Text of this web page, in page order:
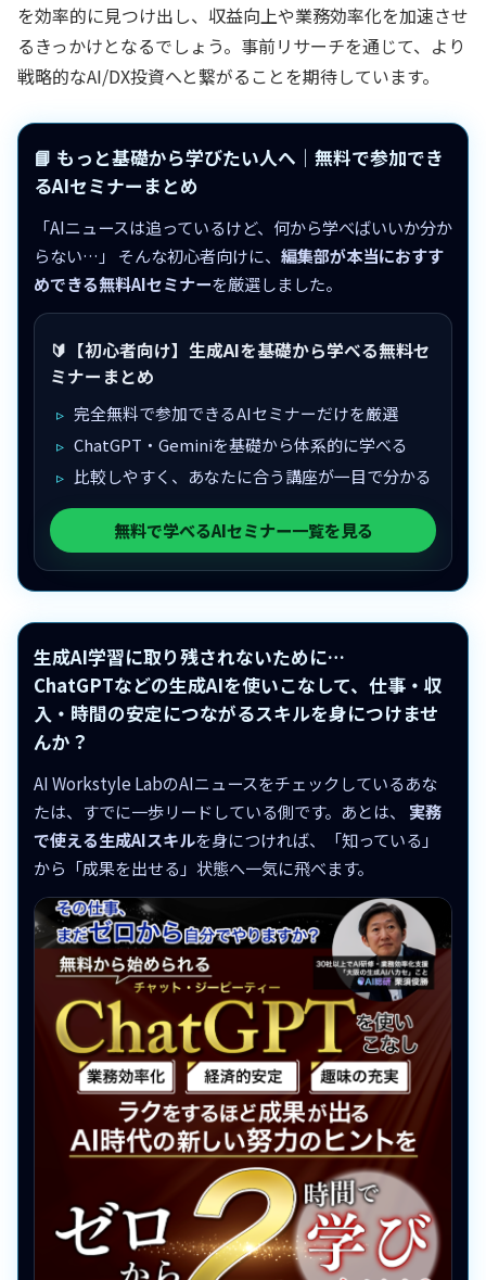
を効率的に見つけ出し、収益向上や業務効率化を加速させ
るきっかけとなるでしょう。事前リサーチを通じて、より
戦略的なAI/DX投資へと繋がることを期待しています。
📘 もっと基礎から学びたい人へ｜無料で参加でき
るAIセミナーまとめ
「AIニュースは追っているけど、何から学べばいいか分か
らない…」 そんな初心者向けに、 編集部が本当におすす
めできる無料AIセミナーを厳選しました。
🔰【初心者向け】生成AIを基礎から学べる無料セ
ミナーまとめ
完全無料で参加できるAIセミナーだけを厳選
ChatGPT・Geminiを基礎から体系的に学べる
比較しやすく、あなたに合う講座が一目で分かる
無料で学べるAIセミナー一覧を見る
生成AI学習に取り残されないために…
ChatGPTなどの生成AIを使いこなして、仕事・収
入・時間の安定につながるスキルを身につけませ
んか？
AI Workstyle LabのAIニュースをチェックしているあな
たは、すでに一歩リードしている側です。あとは、 実務
で使える生成AIスキルを身につければ、「知っている」
から「成果を出せる」状態へ一気に飛べます。